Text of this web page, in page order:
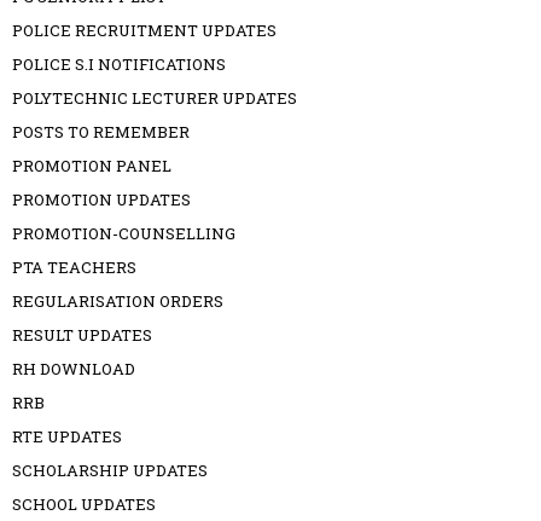
POLICE RECRUITMENT UPDATES
POLICE S.I NOTIFICATIONS
POLYTECHNIC LECTURER UPDATES
POSTS TO REMEMBER
PROMOTION PANEL
PROMOTION UPDATES
PROMOTION-COUNSELLING
PTA TEACHERS
REGULARISATION ORDERS
RESULT UPDATES
RH DOWNLOAD
RRB
RTE UPDATES
SCHOLARSHIP UPDATES
SCHOOL UPDATES